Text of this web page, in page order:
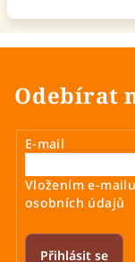
Odebírat
E-mail
Vložením e-
osobních údajů
Přihlásit se